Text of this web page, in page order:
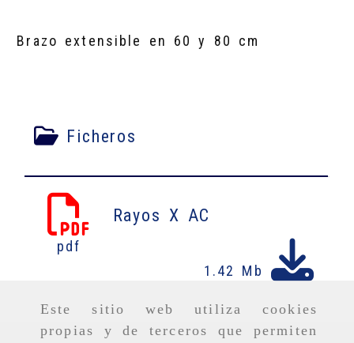
Este sitio web utiliza cookies
propias y de terceros que permiten
Brazo extensible en 60 y 80 cm
Ficheros
pdf
Rayos X AC
1.42 Mb